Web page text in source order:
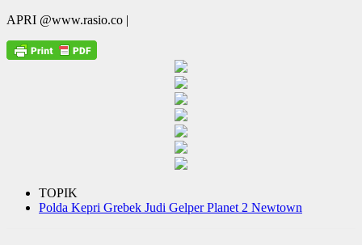
APRI @www.rasio.co |
TOPIK
Polda Kepri Grebek Judi Gelper Planet 2 Newtown